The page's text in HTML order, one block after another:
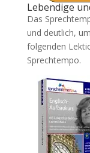
Lebendige
Das
und deutlich,
folgenden
Sprechtempo.